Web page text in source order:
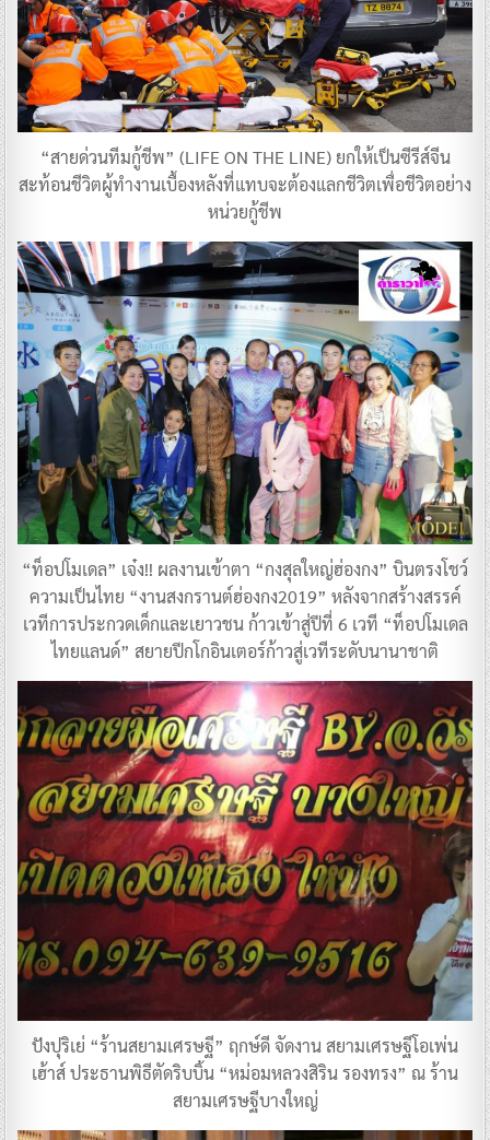
​“สายด่วนทีมกู้ชีพ” (LIFE ON THE LINE) ยกให้เป็นซีรีส์จีน
สะท้อนชีวิตผู้ทำงานเบื้องหลังที่แทบจะต้องแลกชีวิตเพื่อชีวิตอย่าง
หน่วยกู้ชีพ
“ท็อปโมเดล” เจ๋ง!! ผลงานเข้าตา “กงสุลใหญ่ฮ่องกง” บินตรงโชว์
ความเป็นไทย “งานสงกรานต์ฮ่องกง2019” หลังจากสร้างสรรค์
เวทีการประกวดเด็กและเยาวชน ก้าวเข้าสู่ปีที่ 6 เวที “ท็อปโมเดล
ไทยแลนด์” สยายปีกโกอินเตอร์ก้าวสู่เวทีระดับนานาชาติ
ปังปุริเย่ “ร้านสยามเศรษฐี” ฤกษ์ดี จัดงาน สยามเศรษฐีโอเพ่น
เฮ้าส์ ประธานพิธีตัดริบบิ้น “หม่อมหลวงสิริน รองทรง” ณ ร้าน
สยามเศรษฐีบางใหญ่